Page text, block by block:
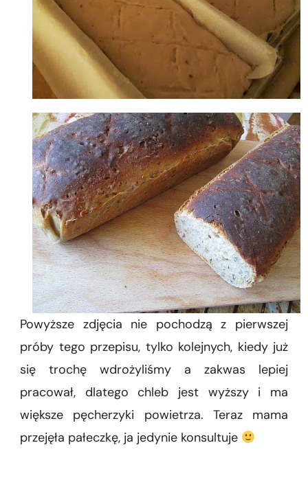
Powyższe zdjęcia nie pochodzą z pierwszej
próby tego przepisu, tylko kolejnych, kiedy już
się trochę wdrożyliśmy a zakwas lepiej
pracował, dlatego chleb jest wyższy i ma
większe pęcherzyki powietrza. Teraz mama
przejęła pałeczkę, ja jedynie konsultuje